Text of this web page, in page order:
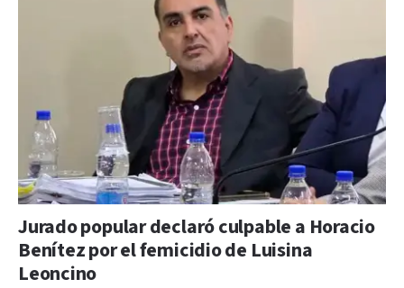
Jurado popular declaró culpable a Horacio
Benítez por el femicidio de Luisina
Leoncino